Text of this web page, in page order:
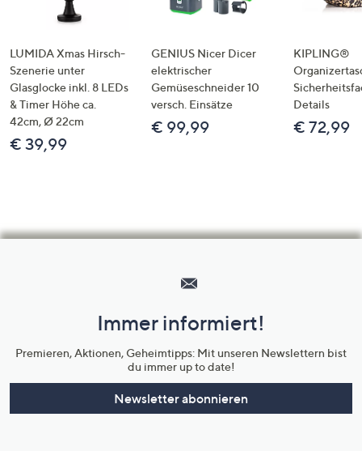
LUMIDA Xmas Hirsch-
Szenerie unter
Glasglocke inkl. 8 LEDs
& Timer Höhe ca.
42cm, Ø 22cm
€ 39,99
GENIUS Nicer Dicer
elektrischer
Gemüseschneider 10
versch. Einsätze
€ 99,99
KIPLING®
Details
€ 72,99
Unternehmensinformationen
Immer informiert!
Premieren, Aktionen, Geheimtipps: Mit unseren Newslettern bist
du immer up to date!
Newsletter abonnieren